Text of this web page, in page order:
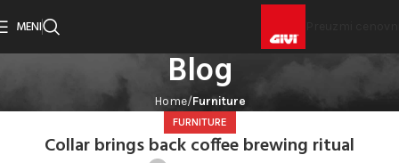
MENI
Blog
Home Furniture
FURNITURE
Collar brings back coffee brewing ritual